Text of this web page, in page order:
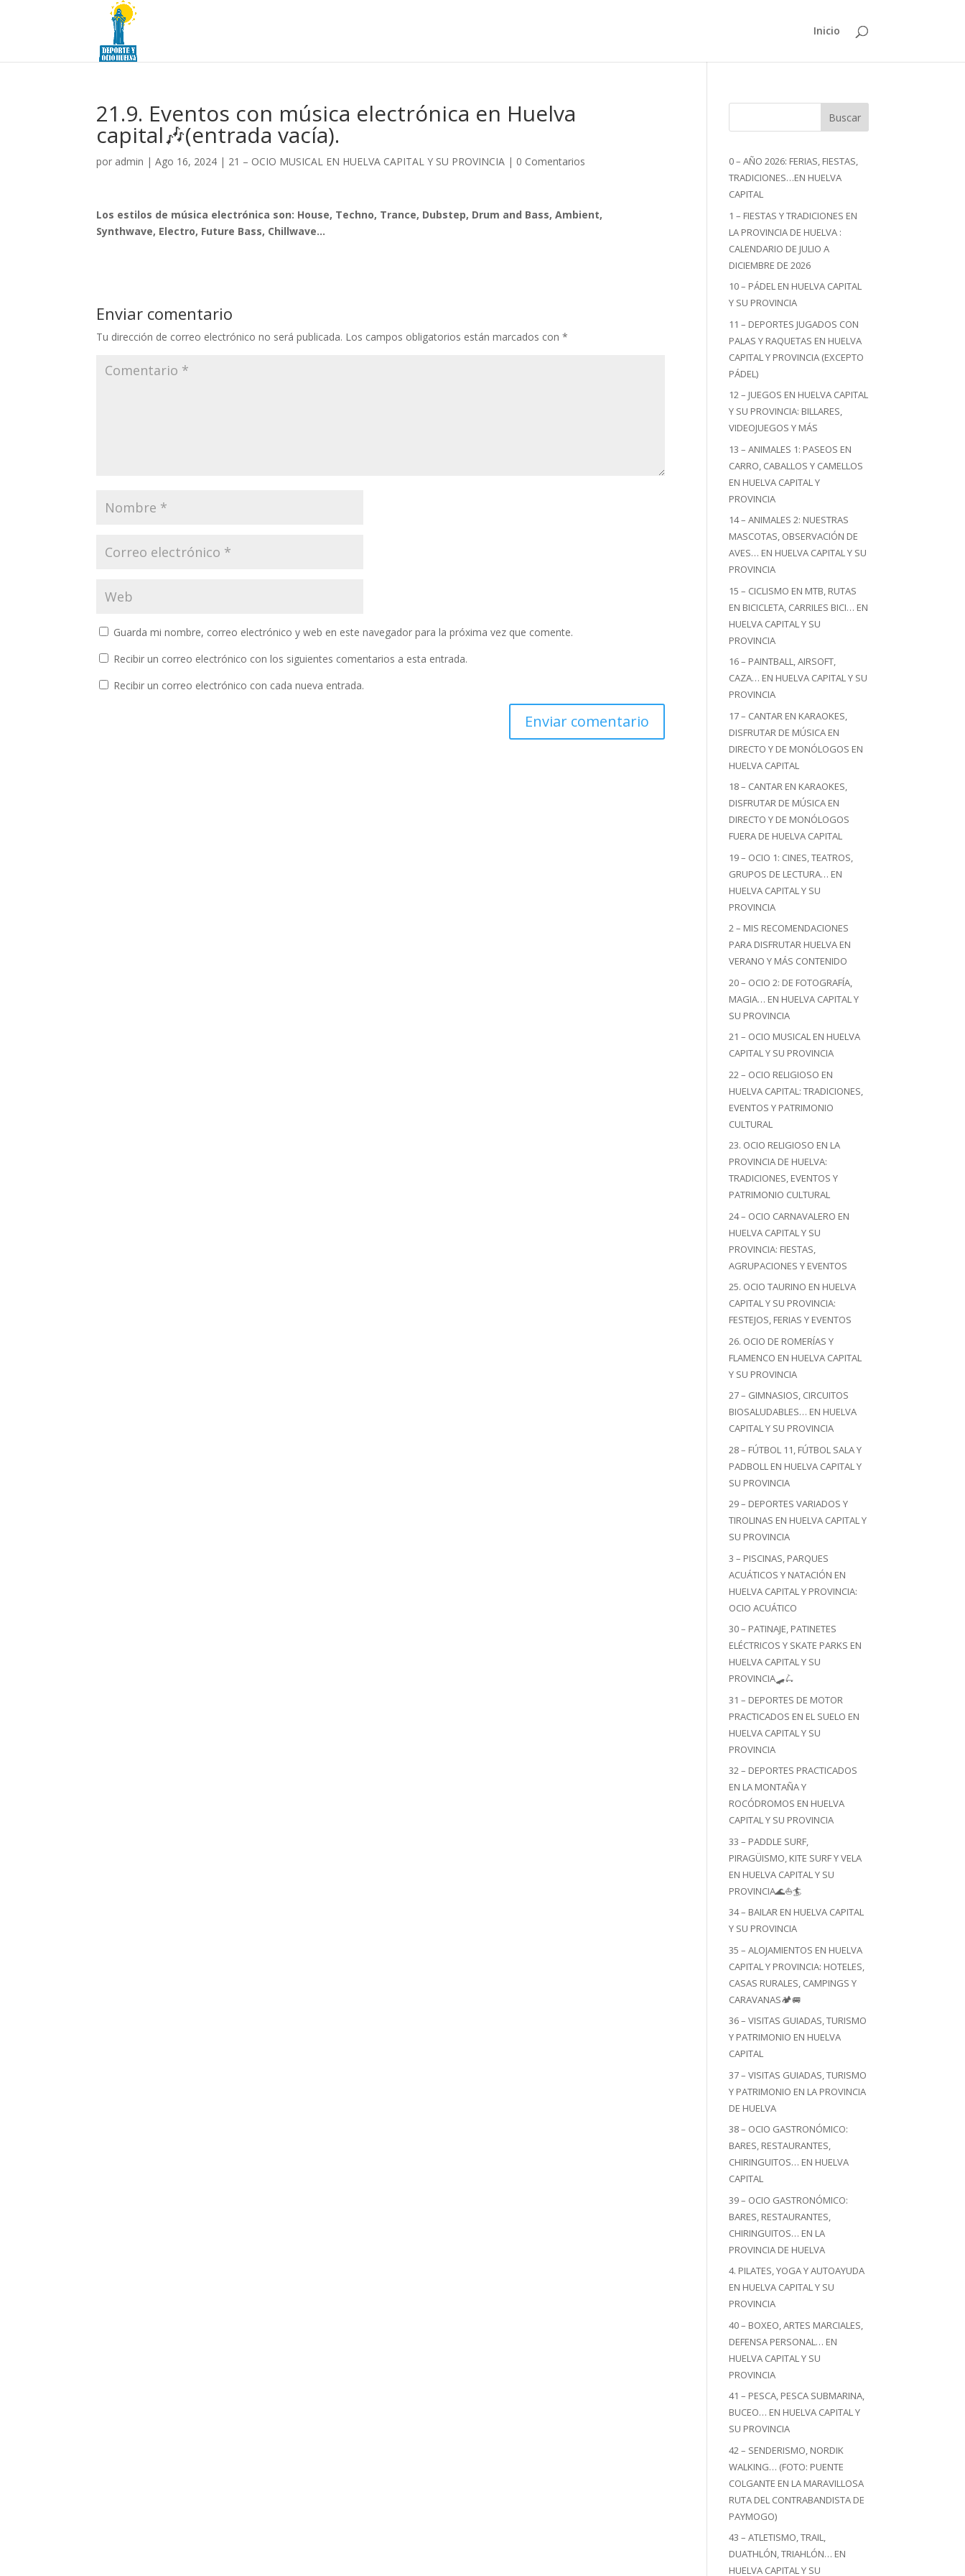
Inicio
21.9. Eventos con música electrónica en Huelva
capital🎶(entrada vacía).
por admin |Ago 16, 2024 | 21 – OCIO MUSICAL EN HUELVA CAPITAL Y SU PROVINCIA | 0 Comentarios
Los estilos de música electrónica son: House, Techno, Trance, Dubstep, Drum and Bass, Ambient,
Synthwave, Electro, Future Bass, Chillwave…
Enviar comentario
Tu dirección de correo electrónico no será publicada. Los campos obligatorios están marcados con*
Guarda mi nombre, correo electrónico y web en este navegador para la próxima vez que comente.
Recibir un correo electrónico con los siguientes comentarios a esta entrada.
Recibir un correo electrónico con cada nueva entrada.
Buscar
0 – AÑO 2026: FERIAS, FIESTAS,
TRADICIONES…EN HUELVA
CAPITAL
1 – FIESTAS Y TRADICIONES EN
LA PROVINCIA DE HUELVA :
CALENDARIO DE JULIO A
DICIEMBRE DE 2026
10 – PÁDEL EN HUELVA CAPITAL
Y SU PROVINCIA
11 – DEPORTES JUGADOS CON
PALAS Y RAQUETAS EN HUELVA
CAPITAL Y PROVINCIA (EXCEPTO
PÁDEL)
12 – JUEGOS EN HUELVA CAPITAL
Y SU PROVINCIA: BILLARES,
VIDEOJUEGOS Y MÁS
13 – ANIMALES 1: PASEOS EN
CARRO, CABALLOS Y CAMELLOS
EN HUELVA CAPITAL Y
PROVINCIA
14 – ANIMALES 2: NUESTRAS
MASCOTAS, OBSERVACIÓN DE
AVES… EN HUELVA CAPITAL Y SU
PROVINCIA
15 – CICLISMO EN MTB, RUTAS
EN BICICLETA, CARRILES BICI… EN
HUELVA CAPITAL Y SU
PROVINCIA
16 – PAINTBALL, AIRSOFT,
CAZA… EN HUELVA CAPITAL Y SU
PROVINCIA
17 – CANTAR EN KARAOKES,
DISFRUTAR DE MÚSICA EN
DIRECTO Y DE MONÓLOGOS EN
HUELVA CAPITAL
18 – CANTAR EN KARAOKES,
DISFRUTAR DE MÚSICA EN
DIRECTO Y DE MONÓLOGOS
FUERA DE HUELVA CAPITAL
19 – OCIO 1: CINES, TEATROS,
GRUPOS DE LECTURA… EN
HUELVA CAPITAL Y SU
PROVINCIA
2 – MIS RECOMENDACIONES
PARA DISFRUTAR HUELVA EN
VERANO Y MÁS CONTENIDO
20 – OCIO 2: DE FOTOGRAFÍA,
MAGIA… EN HUELVA CAPITAL Y
SU PROVINCIA
21 – OCIO MUSICAL EN HUELVA
CAPITAL Y SU PROVINCIA
22 – OCIO RELIGIOSO EN
HUELVA CAPITAL: TRADICIONES,
EVENTOS Y PATRIMONIO
CULTURAL
23. OCIO RELIGIOSO EN LA
PROVINCIA DE HUELVA:
TRADICIONES, EVENTOS Y
PATRIMONIO CULTURAL
24 – OCIO CARNAVALERO EN
HUELVA CAPITAL Y SU
PROVINCIA: FIESTAS,
AGRUPACIONES Y EVENTOS
25. OCIO TAURINO EN HUELVA
CAPITAL Y SU PROVINCIA:
FESTEJOS, FERIAS Y EVENTOS
26. OCIO DE ROMERÍAS Y
FLAMENCO EN HUELVA CAPITAL
Y SU PROVINCIA
27 – GIMNASIOS, CIRCUITOS
BIOSALUDABLES… EN HUELVA
CAPITAL Y SU PROVINCIA
28 – FÚTBOL 11, FÚTBOL SALA Y
PADBOLL EN HUELVA CAPITAL Y
SU PROVINCIA
29 – DEPORTES VARIADOS Y
TIROLINAS EN HUELVA CAPITAL Y
SU PROVINCIA
3 – PISCINAS, PARQUES
ACUÁTICOS Y NATACIÓN EN
HUELVA CAPITAL Y PROVINCIA:
OCIO ACUÁTICO
30 – PATINAJE, PATINETES
ELÉCTRICOS Y SKATE PARKS EN
HUELVA CAPITAL Y SU
PROVINCIA🛹🛴
31 – DEPORTES DE MOTOR
PRACTICADOS EN EL SUELO EN
HUELVA CAPITAL Y SU
PROVINCIA
32 – DEPORTES PRACTICADOS
EN LA MONTAÑA Y
ROCÓDROMOS EN HUELVA
CAPITAL Y SU PROVINCIA
33 – PADDLE SURF,
PIRAGÜISMO, KITE SURF Y VELA
EN HUELVA CAPITAL Y SU
PROVINCIA🌊⛵🏄
34 – BAILAR EN HUELVA CAPITAL
Y SU PROVINCIA
35 – ALOJAMIENTOS EN HUELVA
CAPITAL Y PROVINCIA: HOTELES,
CASAS RURALES, CAMPINGS Y
CARAVANAS🏕️🚐
36 – VISITAS GUIADAS, TURISMO
Y PATRIMONIO EN HUELVA
CAPITAL
37 – VISITAS GUIADAS, TURISMO
Y PATRIMONIO EN LA PROVINCIA
DE HUELVA
38 – OCIO GASTRONÓMICO:
BARES, RESTAURANTES,
CHIRINGUITOS… EN HUELVA
CAPITAL
39 – OCIO GASTRONÓMICO:
BARES, RESTAURANTES,
CHIRINGUITOS… EN LA
PROVINCIA DE HUELVA
4. PILATES, YOGA Y AUTOAYUDA
EN HUELVA CAPITAL Y SU
PROVINCIA
40 – BOXEO, ARTES MARCIALES,
DEFENSA PERSONAL… EN
HUELVA CAPITAL Y SU
PROVINCIA
41 – PESCA, PESCA SUBMARINA,
BUCEO… EN HUELVA CAPITAL Y
SU PROVINCIA
42 – SENDERISMO, NORDIK
WALKING… (FOTO: PUENTE
COLGANTE EN LA MARAVILLOSA
RUTA DEL CONTRABANDISTA DE
PAYMOGO)
43 – ATLETISMO, TRAIL,
DUATHLÓN, TRIAHLÓN… EN
HUELVA CAPITAL Y SU